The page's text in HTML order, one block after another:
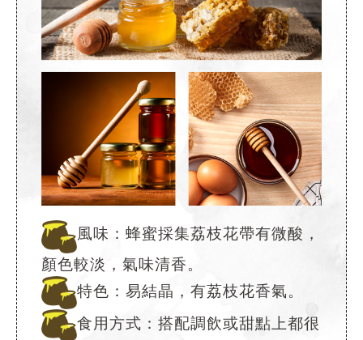
風味：蜂蜜採集荔枝花帶有微酸，
顏色較淡，氣味清香。
特色：易結晶，有荔枝花香氣。
食用方式：搭配調飲或甜點上都很